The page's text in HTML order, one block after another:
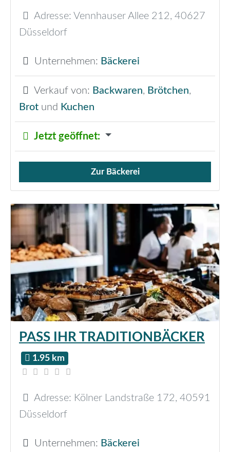
Adresse: Vennhauser Allee 212, 40627
Düsseldorf
Unternehmen: Bäckerei
Verkauf von: Backwaren, Brötchen,
Brot und Kuchen
Jetzt geöffnet:
Verkauf von Brötchen,
Zur Bäckerei
PASS IHR TRADITIONBÄCKER
1.95 km
Adresse: Kölner Landstraße 172, 40591
Düsseldorf
Unternehmen: Bäckerei